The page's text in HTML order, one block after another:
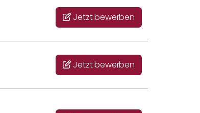
Jetzt bewerben
Jetzt bewerben